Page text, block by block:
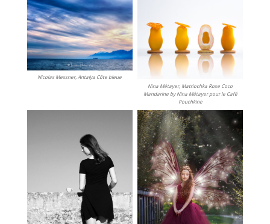
Nicolas Messner, Antalya Côte bleue
Nina Métayer, Matriochka Rose Coco
Mandarine by Nina Métayer pour le Café
Pouchkine